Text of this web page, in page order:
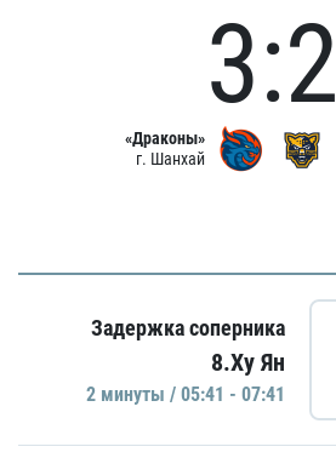
«Драконы»
г. Шанхай
3:2
Задержка соперника
8.Ху Ян
2 минуты / 05:41 - 07:41